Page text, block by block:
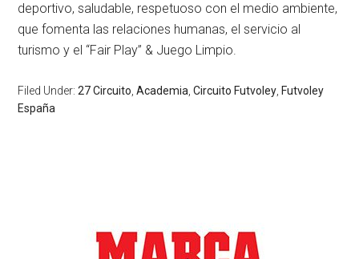
deportivo, saludable, respetuoso con el medio ambiente,
que fomenta las relaciones humanas, el servicio al
turismo y el “Fair Play” & Juego Limpio.
Filed Under:27 Circuito ,Academia ,Circuito Futvoley Futvoley
España